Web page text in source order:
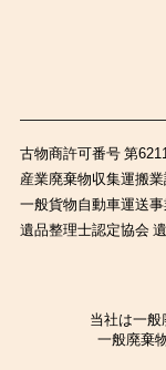
古物商許可番号 第
産業廃棄物収集運搬
一般貨物自動車運送
遺品整理士認定協会
当社は一
一般廃棄